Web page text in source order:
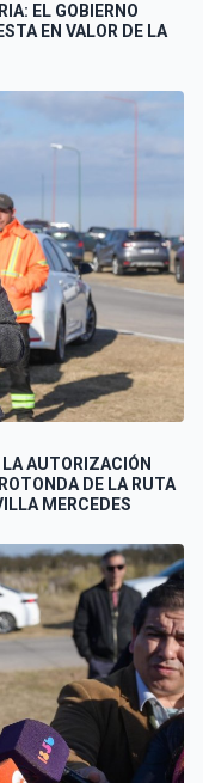
EL GOBIERNO
EN VALOR DE LA
AUTORIZACIÓN
DE LA RUTA
MERCEDES